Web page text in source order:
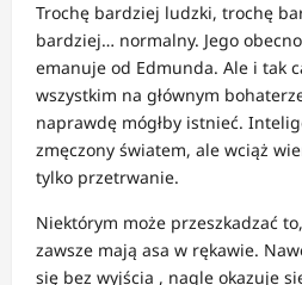
Trochę bardziej ludzki, trochę
bardziej… normalny. Jego
emanuje od Edmunda. Ale i tak
wszystkim na głównym
naprawdę mógłby istnieć.
zmęczony światem, ale wciąż
tylko przetrwanie.
Niektórym może przeszkadzać
zawsze mają asa w rękawie.
się bez wyjścia , nagle okazuje